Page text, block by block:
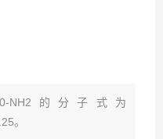
NH2的分子式为
。